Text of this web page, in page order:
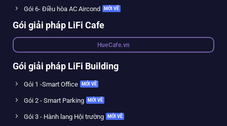
Gói 6- Điều hòa AC Aircond
Gói giải pháp LiFi Cafe
HueCafe.vn
Gói giải pháp LiFi Building
Gói 1 -Smart Office
Gói 2 - Smart Parking
Gói 3 - Hành lang Hội trường